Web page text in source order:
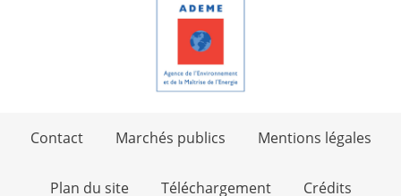
Contact Marchés publics Mentions légales
Plan du site Téléchargement Crédits